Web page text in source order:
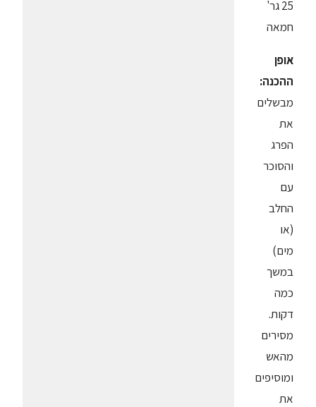
25 גר'
חמאה
אופן
ההכנה:
מבשלים
את
הפרג
והסוכר
עם
החלב
(או
מים)
במשך
כמה
דקות.
מסירים
מהאש
ומוסיפים
את